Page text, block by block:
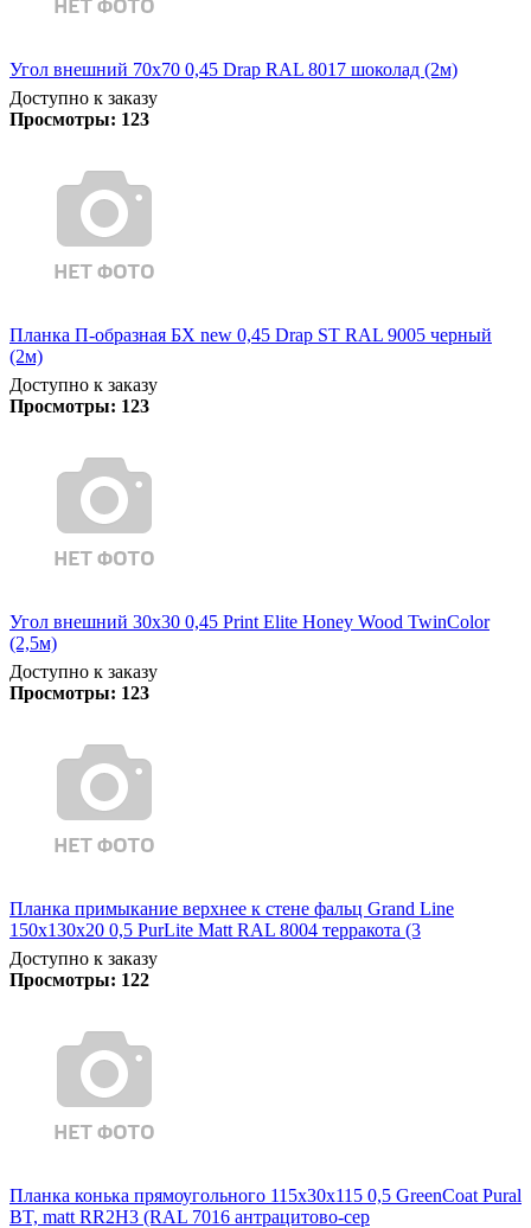
Угол внешний 70х70 0,45 Drap RAL 8017 шоколад (2м)
Доступно к заказу
Просмотры: 123
Планка П-образная БХ new 0,45 Drap ST RAL 9005 черный
(2м)
Доступно к заказу
Просмотры: 123
Угол внешний 30х30 0,45 Print Elite Honey Wood TwinColor
(2,5м)
Доступно к заказу
Просмотры: 123
Планка примыкание верхнее к стене фальц Grand Line
150х130х20 0,5 PurLite Matt RAL 8004 терракота (3
Доступно к заказу
Просмотры: 122
Планка конька прямоугольного 115х30х115 0,5 GreenCoat Pural
BT, matt RR2Н3 (RAL 7016 антрацитово-сер